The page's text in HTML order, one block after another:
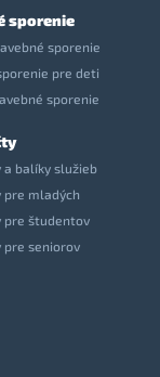
sporenie
sporenie
pre deti
sporenie
a balíky služieb
pre mladých
pre študentov
pre seniorov